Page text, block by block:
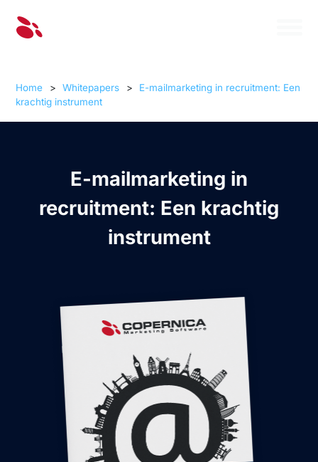
Home > Whitepapers >
E-mailmarketing in recruitment: Een
krachtig instrument
E-mailmarketing in
recruitment: Een krachtig
instrument